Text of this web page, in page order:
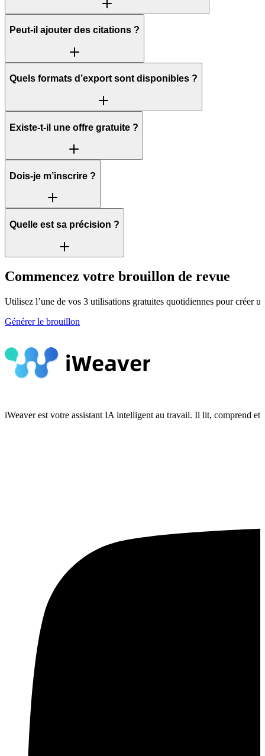
Peut-il ajouter des citations ?
Quels formats d’export sont disponibles ?
Existe-t-il une offre gratuite ?
Dois-je m’inscrire ?
Quelle est sa précision ?
Commencez votre brouillon de revue
Utilisez l’une de vos 3 utilisations gratuites quotidiennes pour créer
Générer le brouillon
iWeaver est votre assistant IA intelligent au travail. Il lit, comprend et